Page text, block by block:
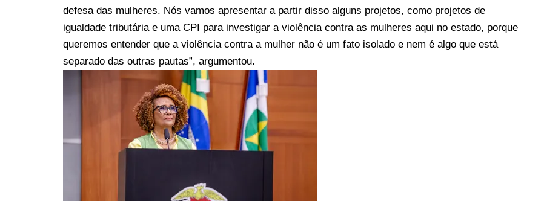
defesa das mulheres. Nós vamos apresentar a partir disso alguns projetos, como projetos de
igualdade tributária e uma CPI para investigar a violência contra as mulheres aqui no estado, porque
queremos entender que a violência contra a mulher não é um fato isolado e nem é algo que está
separado das outras pautas”, argumentou.